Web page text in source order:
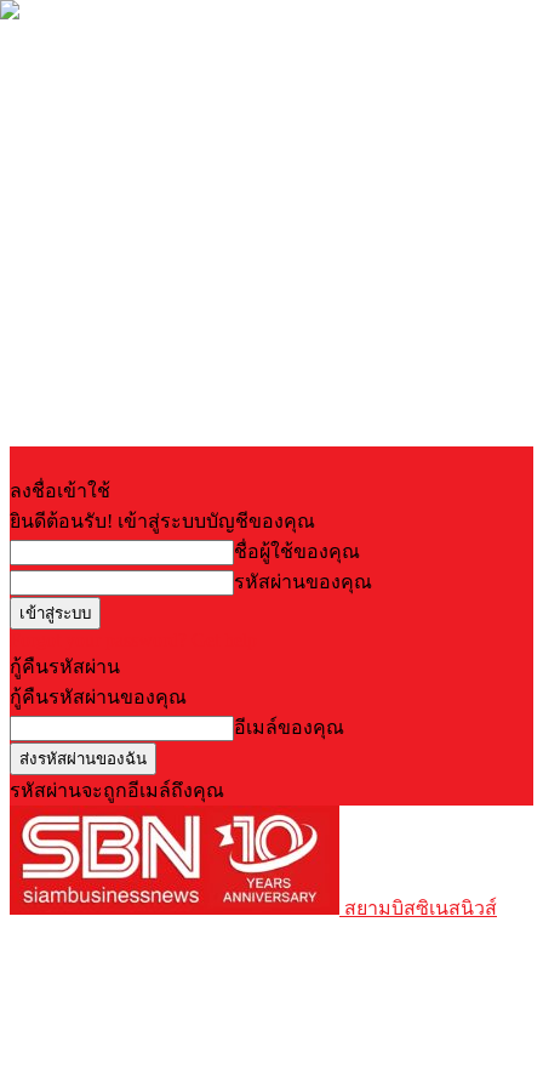
ลงชื่อเข้าใช้
ยินดีต้อนรับ! เข้าสู่ระบบบัญชีของคุณ
ชื่อผู้ใช้ของคุณ
รหัสผ่านของคุณ
กู้คืนรหัสผ่าน
กู้คืนรหัสผ่านของคุณ
อีเมล์ของคุณ
รหัสผ่านจะถูกอีเมล์ถึงคุณ
สยามบิสซิเนสนิวส์